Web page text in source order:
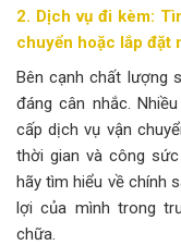
2. Dịch vụ đi kèm:
chuyển hoặc lắp đặt
Bên cạnh chất lượng
đáng cân nhắc. Nhiều
cấp dịch vụ vận
thời gian và công
hãy tìm hiểu về chính
lợi của mình trong
chữa.